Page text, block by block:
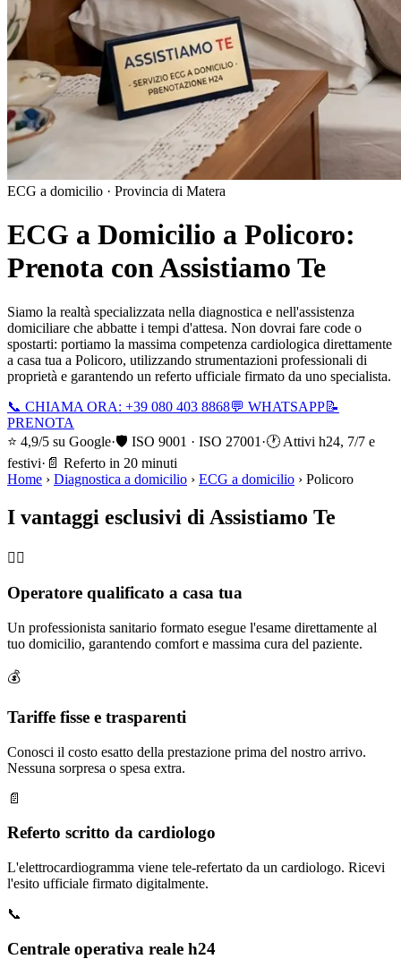
ECG a domicilio · Provincia di Matera
ECG a Domicilio a Policoro:
Prenota con Assistiamo Te
Siamo la realtà specializzata nella diagnostica e nell'assistenza
domiciliare che abbatte i tempi d'attesa. Non dovrai fare code o
spostarti: portiamo la massima competenza cardiologica direttamente
a casa tua a Policoro, utilizzando strumentazioni professionali di
proprietà e garantendo un referto ufficiale firmato da uno specialista.
📞 CHIAMA ORA: +39 080 403 8868💬 WHATSAPP📝
PRENOTA
⭐ 4,9/5 su Google·🛡️ ISO 9001 · ISO 27001 ·🕐 Attivi h24, 7/7 e
festivi· 📄 Referto in 20 minuti
Home › Diagnostica a domicilio › ECG a domicilio › Policoro
I vantaggi esclusivi di Assistiamo Te
🧑‍⚕️
Operatore qualificato a casa tua
Un professionista sanitario formato esegue l'esame direttamente al
tuo domicilio, garantendo comfort e massima cura del paziente.
💰
Tariffe fisse e trasparenti
Conosci il costo esatto della prestazione prima del nostro arrivo.
Nessuna sorpresa o spesa extra.
📄
Referto scritto da cardiologo
L'elettrocardiogramma viene tele-refertato da un cardiologo. Ricevi
l'esito ufficiale firmato digitalmente.
📞
Centrale operativa reale h24